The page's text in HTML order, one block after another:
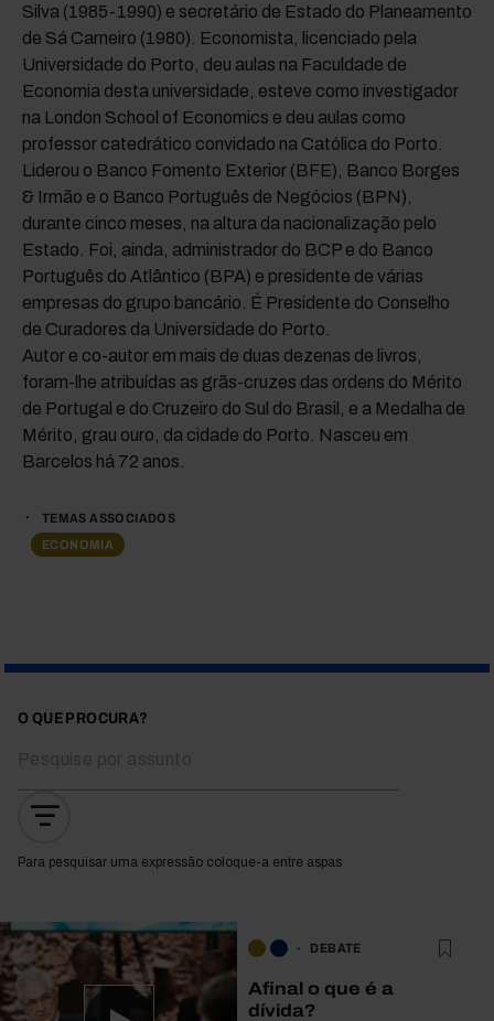
Silva (1985-1990) e secretário de Estado do Planeamento
de Sá Carneiro (1980). Economista, licenciado pela
Universidade do Porto, deu aulas na Faculdade de
Economia desta universidade, esteve como investigador
na London School of Economics e deu aulas como
professor catedrático convidado na Católica do Porto.
Liderou o Banco Fomento Exterior (BFE), Banco Borges
& Irmão e o Banco Português de Negócios (BPN),
durante cinco meses, na altura da nacionalização pelo
Estado. Foi, ainda, administrador do BCP e do Banco
Português do Atlântico (BPA) e presidente de várias
empresas do grupo bancário. É Presidente do Conselho
de Curadores da Universidade do Porto.
Autor e co-autor em mais de duas dezenas de livros,
foram-lhe atribuídas as grãs-cruzes das ordens do Mérito
de Portugal e do Cruzeiro do Sul do Brasil, e a Medalha de
Mérito, grau ouro, da cidade do Porto. Nasceu em
Barcelos há 72 anos.
TEMAS ASSOCIADOS
ECONOMIA
O QUE PROCURA?
Para pesquisar uma expressão coloque-a entre aspas
DEBATE
Afinal o que é a
dívida?